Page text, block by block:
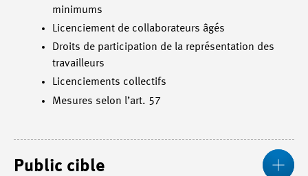
minimums
Licenciement de collaborateurs âgés
Droits de participation de la représentation des
travailleurs
Licenciements collectifs
Mesures selon l’art. 57
Public cible